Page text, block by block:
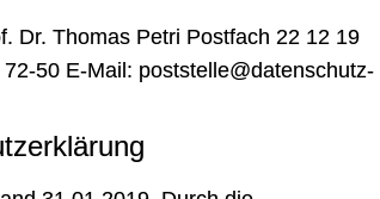
Dr. Thomas Petri Postfach 22 12 19
50 E-Mail: poststelle@datenschutz-